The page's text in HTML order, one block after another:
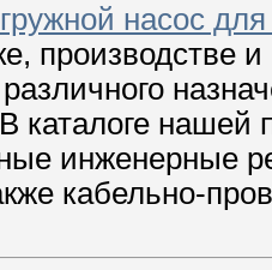
насос
производстве
В каталоге
инженерные
кабельно-